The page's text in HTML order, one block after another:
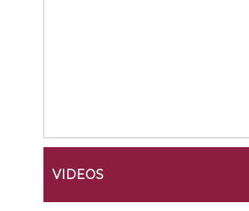
VIDEOS